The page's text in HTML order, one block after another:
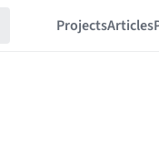
ProjectsArticles